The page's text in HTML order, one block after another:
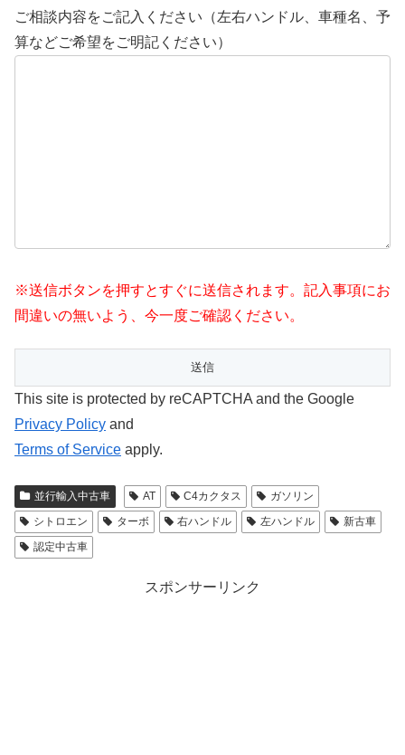
ご相談内容をご記入ください（左右ハンドル、車種名、予
算などご希望をご明記ください）
※送信ボタンを押すとすぐに送信されます。記入事項にお
間違いの無いよう、今一度ご確認ください。
This site is protected by reCAPTCHA and the Google
Privacy Policy and
Terms of Service apply.
並行輸入中古車 AT C4カクタス
ガソリン
シトロエン
ターボ 右ハンドル 左ハンドル
新古車
認定中古車
スポンサーリンク